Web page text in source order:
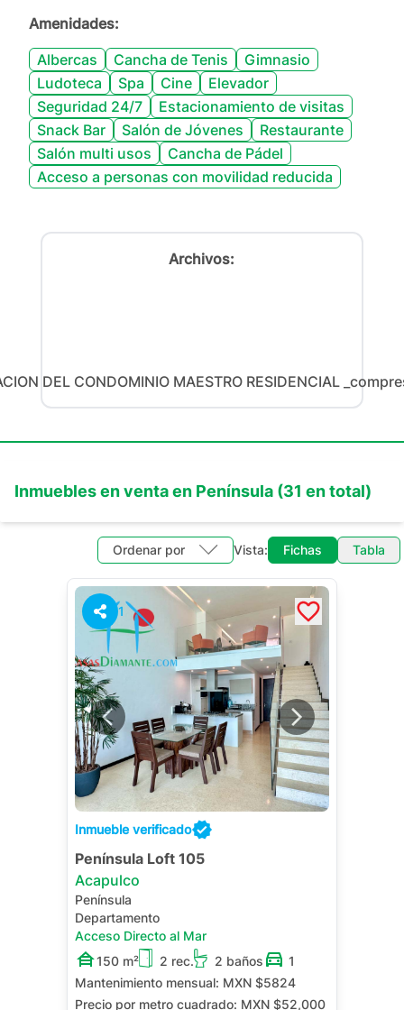
Amenidades:
Albercas
Cancha de Tenis
Gimnasio
Ludoteca
Spa Cine
Elevador
Seguridad 24/7
Estacionamiento de visitas
Snack Bar
Salón de Jóvenes
Restaurante
Salón multi usos
Cancha de Pádel
Acceso a personas con movilidad reducida
Archivos:
DEL CONDOMINIO MAESTRO RESIDENCIAL
Inmuebles enventaen Península (31 en total)
Ordenar por Vista: Fichas Tabla
1
Inmueble verificado
Península Loft 105
Acapulco
Península
Departamento
Acceso Directo al Mar
150 m²
2 rec. 2 baños
1
Mantenimiento mensual: MXN $5824
Precio por metro cuadrado: MXN $52,000